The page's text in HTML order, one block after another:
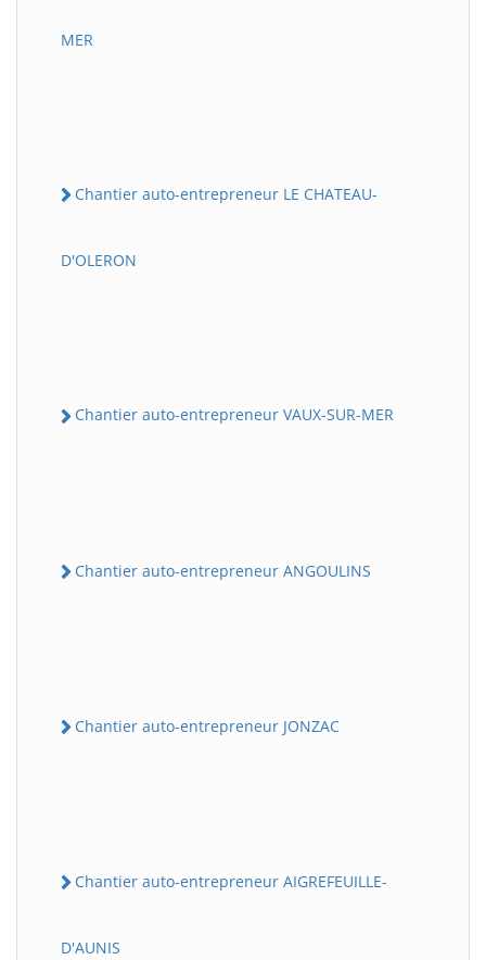
MER
Chantier auto-entrepreneur LE CHATEAU-
D'OLERON
Chantier auto-entrepreneur VAUX-SUR-MER
Chantier auto-entrepreneur ANGOULINS
Chantier auto-entrepreneur JONZAC
Chantier auto-entrepreneur AIGREFEUILLE-
D'AUNIS